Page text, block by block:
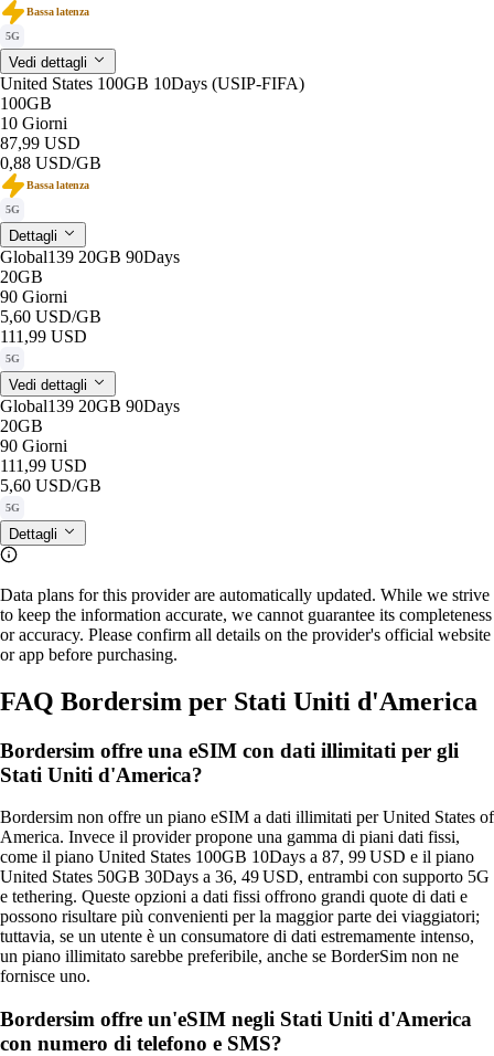
Bassa latenza
5G
Vedi dettagli
United States 100GB 10Days (USIP-FIFA)
100GB
10 Giorni
87,99 USD
0,88 USD/GB
Bassa latenza
5G
Dettagli
Global139 20GB 90Days
20GB
90 Giorni
5,60 USD/GB
111,99 USD
5G
Vedi dettagli
Global139 20GB 90Days
20GB
90 Giorni
111,99 USD
5,60 USD/GB
5G
Dettagli
Data plans for this provider are automatically updated. While we strive
to keep the information accurate, we cannot guarantee its completeness
or accuracy. Please confirm all details on the provider's official website
or app before purchasing.
FAQ Bordersim per Stati Uniti d'America
Bordersim offre una eSIM con dati illimitati per gli
Stati Uniti d'America?
Bordersim non offre un piano eSIM a dati illimitati per United States of
America. Invece il provider propone una gamma di piani dati fissi,
come il piano United States 100GB 10Days a 87, 99 USD e il piano
United States 50GB 30Days a 36, 49 USD, entrambi con supporto 5G
e tethering. Queste opzioni a dati fissi offrono grandi quote di dati e
possono risultare più convenienti per la maggior parte dei viaggiatori;
tuttavia, se un utente è un consumatore di dati estremamente intenso,
un piano illimitato sarebbe preferibile, anche se BorderSim non ne
fornisce uno.
Bordersim offre un'eSIM negli Stati Uniti d'America
con numero di telefono e SMS?